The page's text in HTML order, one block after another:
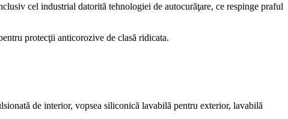
cel industrial datorită tehnologiei de autocurăţare, ce respinge praful
protecţii anticorozive de clasă ridicata.
de interior, vopsea siliconică lavabilă pentru exterior, lavabilă